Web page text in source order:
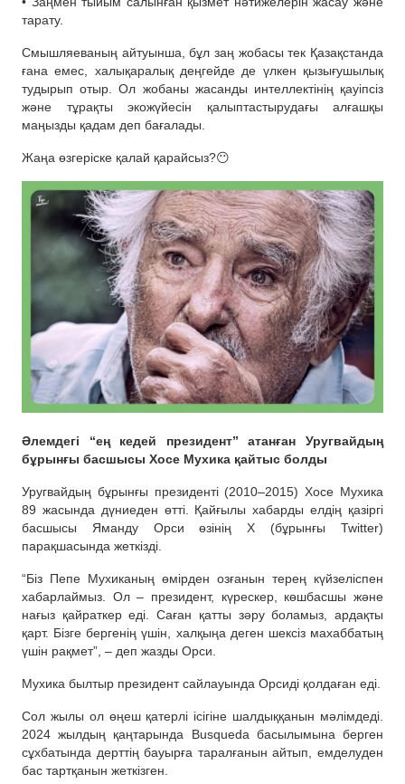
тарату.
Смышляеваның айтуынша, бұл заң жобасы тек Қазақстанда
ғана емес, халықаралық деңгейде де үлкен қызығушылық
тудырып отыр. Ол жобаны жасанды интеллектінің қауіпсіз
және тұрақты экожүйесін қалыптастырудағы алғашқы
маңызды қадам деп бағалады.
Жаңа өзгеріске қалай қарайсыз?😶
Әлемдегі “ең кедей президент” атанған Уругвайдың
бұрынғы басшысы Хосе Мухика қайтыс болды
Уругвайдың бұрынғы президенті (2010–2015) Хосе Мухика
89 жасында дүниеден өтті. Қайғылы хабарды елдің қазіргі
басшысы Яманду Орси өзінің X (бұрынғы Twitter)
парақшасында жеткізді.
“Біз Пепе Мухиканың өмірден озғанын терең күйзеліспен
хабарлаймыз. Ол – президент, күрескер, көшбасшы және
нағыз қайраткер еді. Саған қатты зәру боламыз, ардақты
қарт. Бізге бергенің үшін, халқыңа деген шексіз махаббатың
үшін рақмет”, – деп жазды Орси.
Мухика былтыр президент сайлауында Орсиді қолдаған еді.
Сол жылы ол өңеш қатерлі ісігіне шалдыққанын мәлімдеді.
2024 жылдың қаңтарында Busqueda басылымына берген
сұхбатында дерттің бауырға таралғанын айтып, емделуден
бас тартқанын жеткізген.